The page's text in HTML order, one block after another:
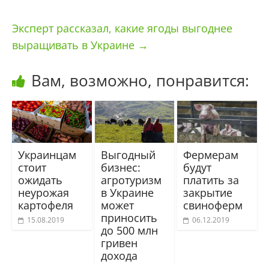
Эксперт рассказал, какие ягоды выгоднее
выращивать в Украине →
Вам, возможно, понравится:
Украинцам
стоит
ожидать
неурожая
картофеля
15.08.2019
Выгодный
бизнес:
агротуризм
в Украине
может
приносить
до 500 млн
гривен
дохода
Фермерам
будут
платить за
закрытие
свиноферм
06.12.2019